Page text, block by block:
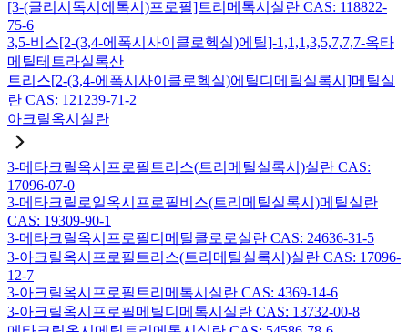
[3-(글리시독시에톡시)프로필]트리메톡시실란 CAS: 118822-
75-6
3,5-비스[2-(3,4-에폭시사이클로헥실)에틸]-1,1,1,3,5,7,7,7-옥타
메틸테트라실록산
트리스[2-(3,4-에폭시사이클로헥실)에틸디메틸실록시]메틸실
란 CAS: 121239-71-2
아크릴옥시실란
3-메타크릴옥시프로필트리스(트리메틸실록시)실란 CAS:
17096-07-0
3-메타크릴로일옥시프로필비스(트리메틸실록시)메틸실란
CAS: 19309-90-1
3-메타크릴옥시프로필디메틸클로로실란 CAS: 24636-31-5
3-아크릴옥시프로필트리스(트리메틸실록시)실란 CAS: 17096-
12-7
3-아크릴옥시프로필트리메톡시실란 CAS: 4369-14-6
3-아크릴옥시프로필메틸디메톡시실란 CAS: 13732-00-8